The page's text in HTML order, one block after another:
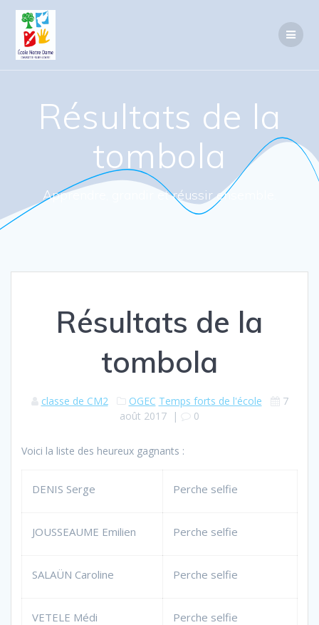
Résultats de la
tombola
Apprendre, grandir et réussir ensemble.
Résultats de la
tombola
classe de CM2 OGEC Temps forts de l'école
7
août 2017 | 0
Voici la liste des heureux gagnants :
DENIS Serge Perche selfie
JOUSSEAUME Emilien Perche selfie
SALAÜN Caroline Perche selfie
VETELE Médi Perche selfie